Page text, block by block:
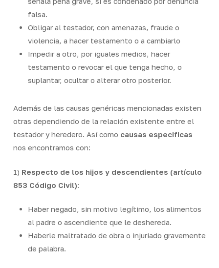
falsa.
Obligar al testador, con amenazas, fraude o
violencia, a hacer testamento o a cambiarlo
Impedir a otro, por iguales medios, hacer
testamento o revocar el que tenga hecho, o
suplantar, ocultar o alterar otro posterior.
Además de las causas genéricas mencionadas existen
otras dependiendo de la relación existente entre el
testador y heredero. Así como causas especificas
nos encontramos con:
1) Respecto de los hijos y descendientes (artículo
853 Código Civil):
Haber negado, sin motivo legítimo, los alimentos
al padre o ascendiente que le deshereda.
Haberle maltratado de obra o injuriado gravemente
de palabra.